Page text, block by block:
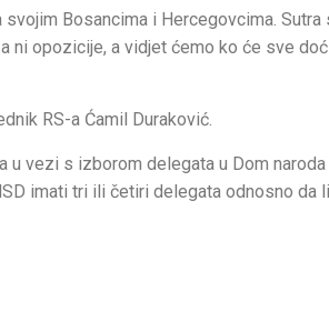
Bosancima i Hercegovcima. Sutra
opozicije, a vidjet ćemo ko će sve
RS-a Ćamil Duraković.
vezi s izborom delegata u Dom naroda
imati tri ili četiri delegata odnosno